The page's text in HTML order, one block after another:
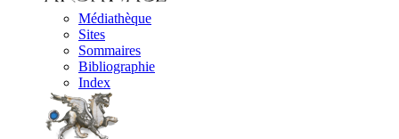
Médiathèque
Sites
Sommaires
Bibliographie
Index